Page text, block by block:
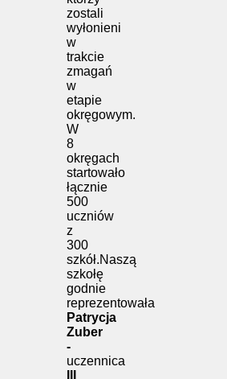
zostali
wyłonieni
w
trakcie
zmagań
w
etapie
okręgowym.
W
8
okręgach
startowało
łącznie
500
uczniów
z
300
szkół.Naszą
szkołę
godnie
reprezentowała
Patrycja
Zuber
-
uczennica